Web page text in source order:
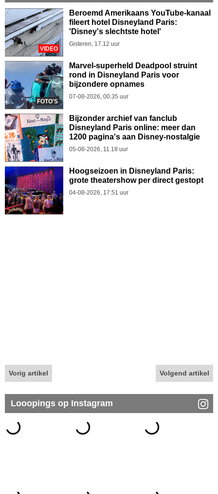
VIDEO
Beroemd Amerikaans YouTube-kanaal
fileert hotel Disneyland Paris:
'Disney's slechtste hotel'
Gisteren, 17.12 uur
FOTO'S
Marvel-superheld Deadpool struint
rond in Disneyland Paris voor
bijzondere opnames
07-08-2026, 00.35 uur
Bijzonder archief van fanclub
Disneyland Paris online: meer dan
1200 pagina's aan Disney-nostalgie
05-08-2026, 11.18 uur
Hoogseizoen in Disneyland Paris:
grote theatershow per direct gestopt
04-08-2026, 17.51 uur
Vorig artikel Volgend artikel
Looopings op Instagram